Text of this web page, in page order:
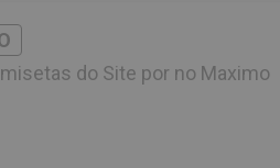
do Site por no Maximo